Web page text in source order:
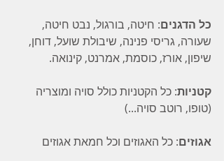
כל הדגנים: חיטה, בורגול, נבט חיטה,
שעורה, גריסי פנינה, שיבולת שועל, דוחן,
שיפון, אורז, כוסמת, אמרנט, קינואה.
קטניות: כל הקטניות כולל סויה ומוצריה
(טופו, רוטב סויה...)
אגוזים: כל האגוזים וכל חמאת אגוזים